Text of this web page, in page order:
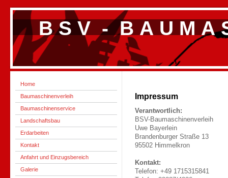
B S V - B A U M A
Home
Baumaschinenverleih
Baumaschinenservice
Landschaftsbau
Erdarbeiten
Kontakt
Anfahrt und Einzugsbereich
Galerie
Impressum
Verantwortlich:
BSV-Baumaschinenverleih
Uwe Bayerlein
Brandenburger Straße 13
95502 Himmelkron
Kontakt:
Telefon: +49 1715315841